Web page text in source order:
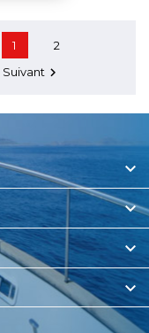
1
2
Suivant



